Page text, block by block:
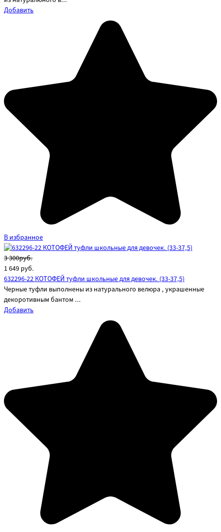
Добавить
В избранное
3 300руб.
1 649 руб.
632296-22 КОТОФЕЙ туфли школьные для девочек. (33-37,5)
Черные туфли выполнены из натурального велюра , украшенные
декоротивным бантом ...
Добавить